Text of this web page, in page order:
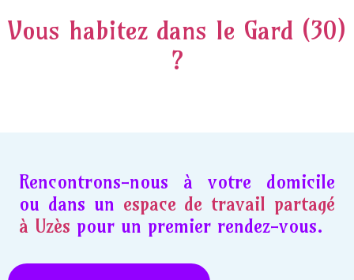
Vous habitez dans le Gard (30)
?
Rencontrons-nous à votre domicile
ou dans un espace de travail partagé
à Uzès pour un premier rendez-vous.